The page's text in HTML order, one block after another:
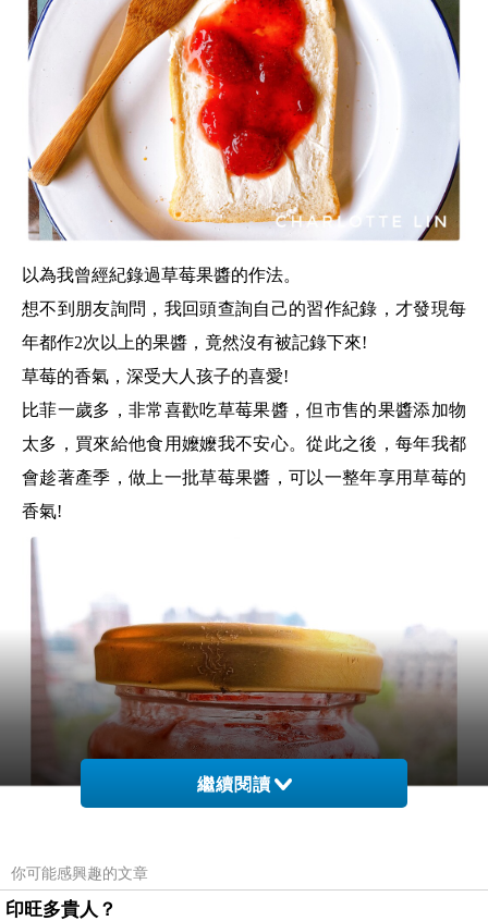
以為我曾經紀錄過草莓果醬的作法。
想不到朋友詢問，我回頭查詢自己的習作紀錄，才發現每
年都作2次以上的果醬，竟然沒有被記錄下來!
草莓的香氣，深受大人孩子的喜愛!
比菲一歲多，非常喜歡吃草莓果醬，但市售的果醬添加物
太多，買來給他食用嬤嬤我不安心。從此之後，每年我都
會趁著產季，做上一批草莓果醬，可以一整年享用草莓的
香氣!
繼續閱讀
你可能感興趣的文章
印旺多貴人？